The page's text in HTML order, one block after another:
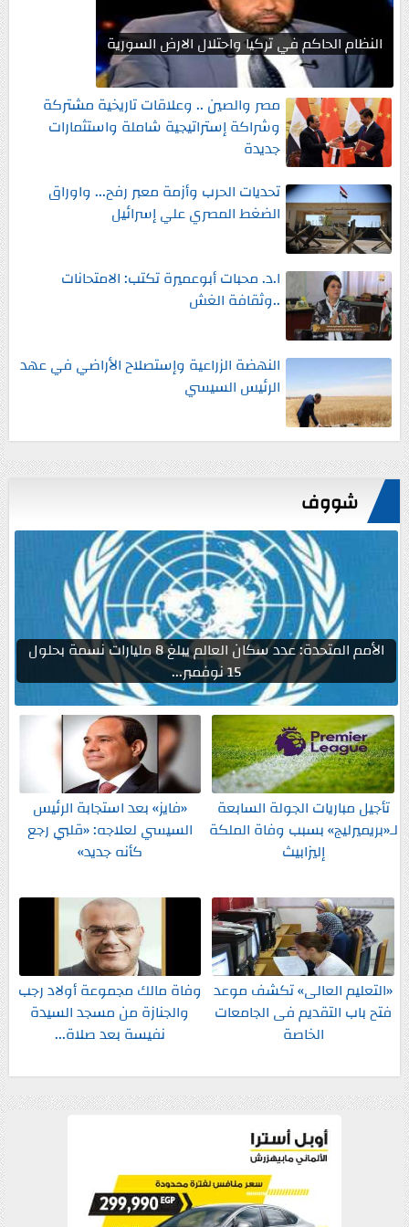
النظام الحاكم في تركيا واحتلال الارض السورية
مصر والصين .. وعلاقات تاريخية مشتركة
وشراكة إستراتيجية شاملة واستثمارات
جديدة
تحديات الحرب وأزمة معبر رفح... واوراق
الضغط المصري علي إسرائيل
ا.د. محبات أبوعميرة تكتب: الامتحانات
..وثقافة الغش
النهضة الزراعية وإستصلاح الأراضي في عهد
الرئيس السيسي
شووف
الأمم المتحدة: عدد سكان العالم يبلغ 8 مليارات نسمة بحلول
15 نوفمبر...
تأجيل مباريات الجولة السابعة
لـ«بريميرليج» بسبب وفاة الملكة
إليزابيث
«فايز» بعد استجابة الرئيس
السيسي لعلاجه: «قلبي رجع
كأنه جديد»
«التعليم العالى» تكشف موعد
فتح باب التقديم فى الجامعات
الخاصة
وفاة مالك مجموعة أولاد رجب
والجنازة من مسجد السيدة
نفيسة بعد صلاة...